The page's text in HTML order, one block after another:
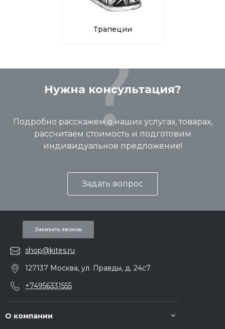
Трапеции
Нужна консультация?
Подробно расскажем о наших услугах, товарах,
рассчитаем стоимость и подготовим
индивидуальное предложение!
Задать вопрос
Заказать звонок
shop@kites.ru
127137 Москва, ул. Правды, д. 24с7
+74956331555
О компании